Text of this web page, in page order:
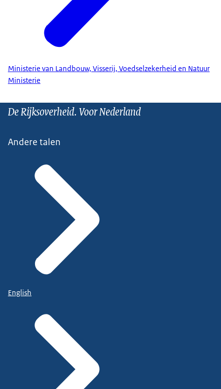
Ministerie van Landbouw, Visserij, Voedselzekerheid en Natuur
Ministerie
De Rijksoverheid. Voor Nederland
Andere talen
English